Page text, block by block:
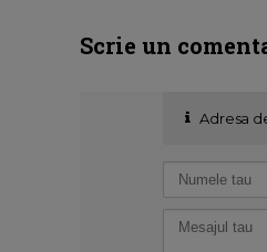
Scrie un
Adresa